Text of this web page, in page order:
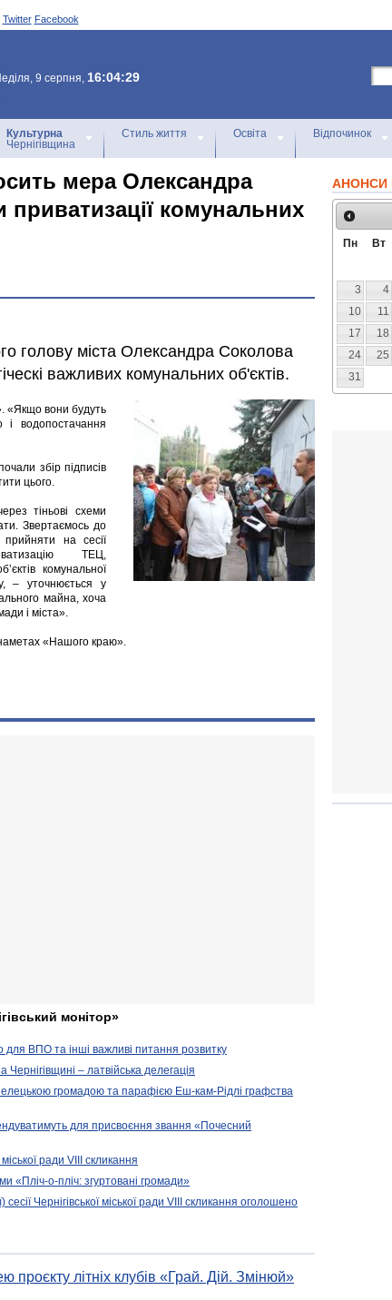
Twitter Facebook
9 серпня, 16:04:29
Культурна
Чернігівщина
Стиль життя Освіта Відпочинок
мера Олександра
комунальних
голову мiста Олександра Соколова
важливих комунальних об'єктів.
«Якщо вони будуть
водопостачання
збір підписів
цього.
тіньові схеми
Звертаємось до
на сесії
ТЕЦ,
комунальної
– уточнюється у
майна, хоча
і міста».
«Нашого краю».
монітор»
для ВПО та інші важливі питання розвитку
– латвійська делегація
громадою та парафією Еш-кам-Рідлі графства
для присвоєння звання «Почесний
ради VIII скликання
«Пліч-о-пліч: згуртовані громади»
Чернігівської міської ради VIII скликання оголошено
проєкту літніх клубів «Грай. Дій. Змінюй»
АНОНСИ
Пн Вт
3
4
10
11
17
18
24
25
31